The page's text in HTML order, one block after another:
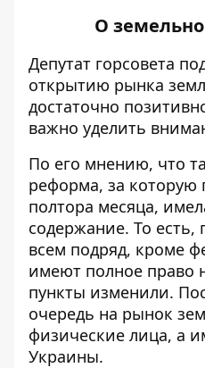
О
Депутат горсовета
открытию рынка
достаточно
важно уделить
По его мнению, что
реформа, за которую
полтора месяца,
содержание. То есть,
всем подряд, кроме
имеют полное право
пункты изменили.
очередь на рынок
физические лица, а
Украины.